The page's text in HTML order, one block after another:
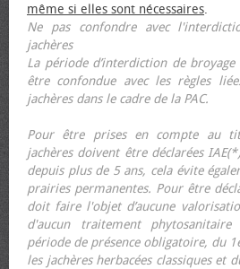
même si elles sont nécessaires.
Ne pas confondre avec
jachères
La période d’interdiction de
être confondue avec les règles
jachères dans le cadre de la PAC.
Pour être prises en compte au
jachères doivent être déclarées
depuis plus de 5 ans, cela évite
prairies permanentes. Pour être
doit faire l'objet d’aucune
d'aucun traitement
période de présence obligatoire, du
les jachères herbacées classiques et